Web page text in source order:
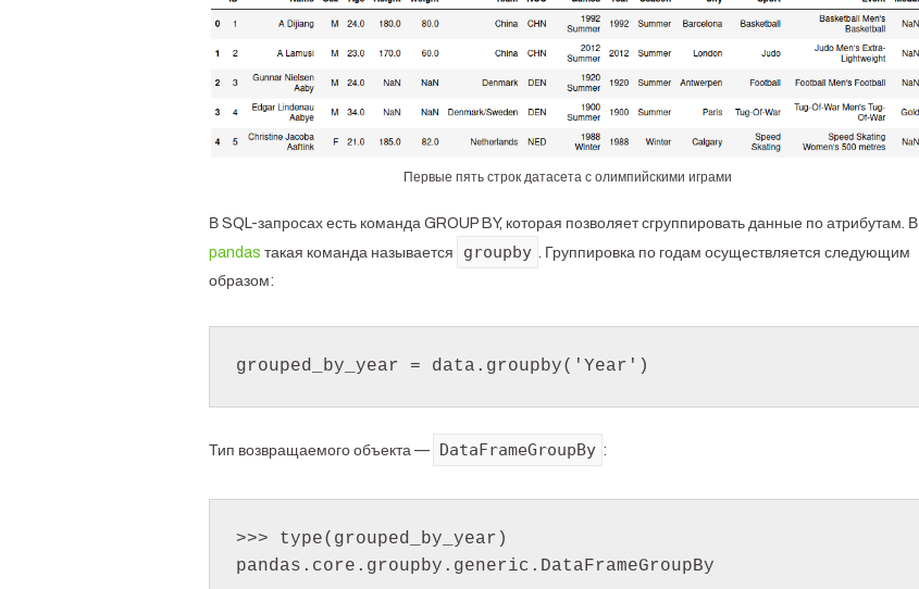
Первые пять строк датасета с олимпийскими играми
В SQL-запросах есть команда GROUP BY, которая позволяет сгруппировать данные по атрибутам. В
pandas такая команда называется groupby . Группировка по годам осуществляется следующим
образом:
Тип возвращаемого объекта — DataFrameGroupBy :
>>> type(grouped_by_year)